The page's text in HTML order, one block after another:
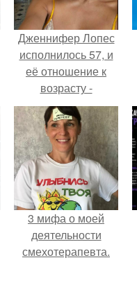
Дженнифер Лопес
исполнилось 57, и
её отношение к
возрасту -
настоящий
манифест
уверенности: "не
говорите, что я
отлично выгляжу
для 57.
3 мифа о моей
деятельности
смехотерапевта.